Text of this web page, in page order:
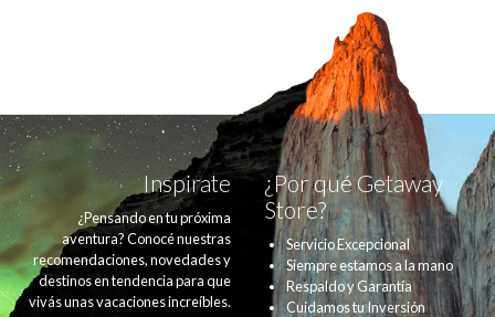
Inspirate
¿Pensando en tu próxima
aventura? Conocé nuestras
recomendaciones, novedades y
destinos en tendencia para que
vivás unas vacaciones increíbles.
¿Por qué Getaway
Store?
Servicio Excepcional
Siempre estamos a la mano
Respaldo y Garantía
Cuidamos tu Inversión